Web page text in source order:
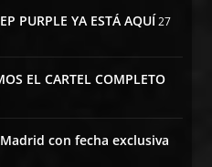
PURPLE YA ESTÁ AQUÍ 27
EL CARTEL COMPLETO
con fecha exclusiva